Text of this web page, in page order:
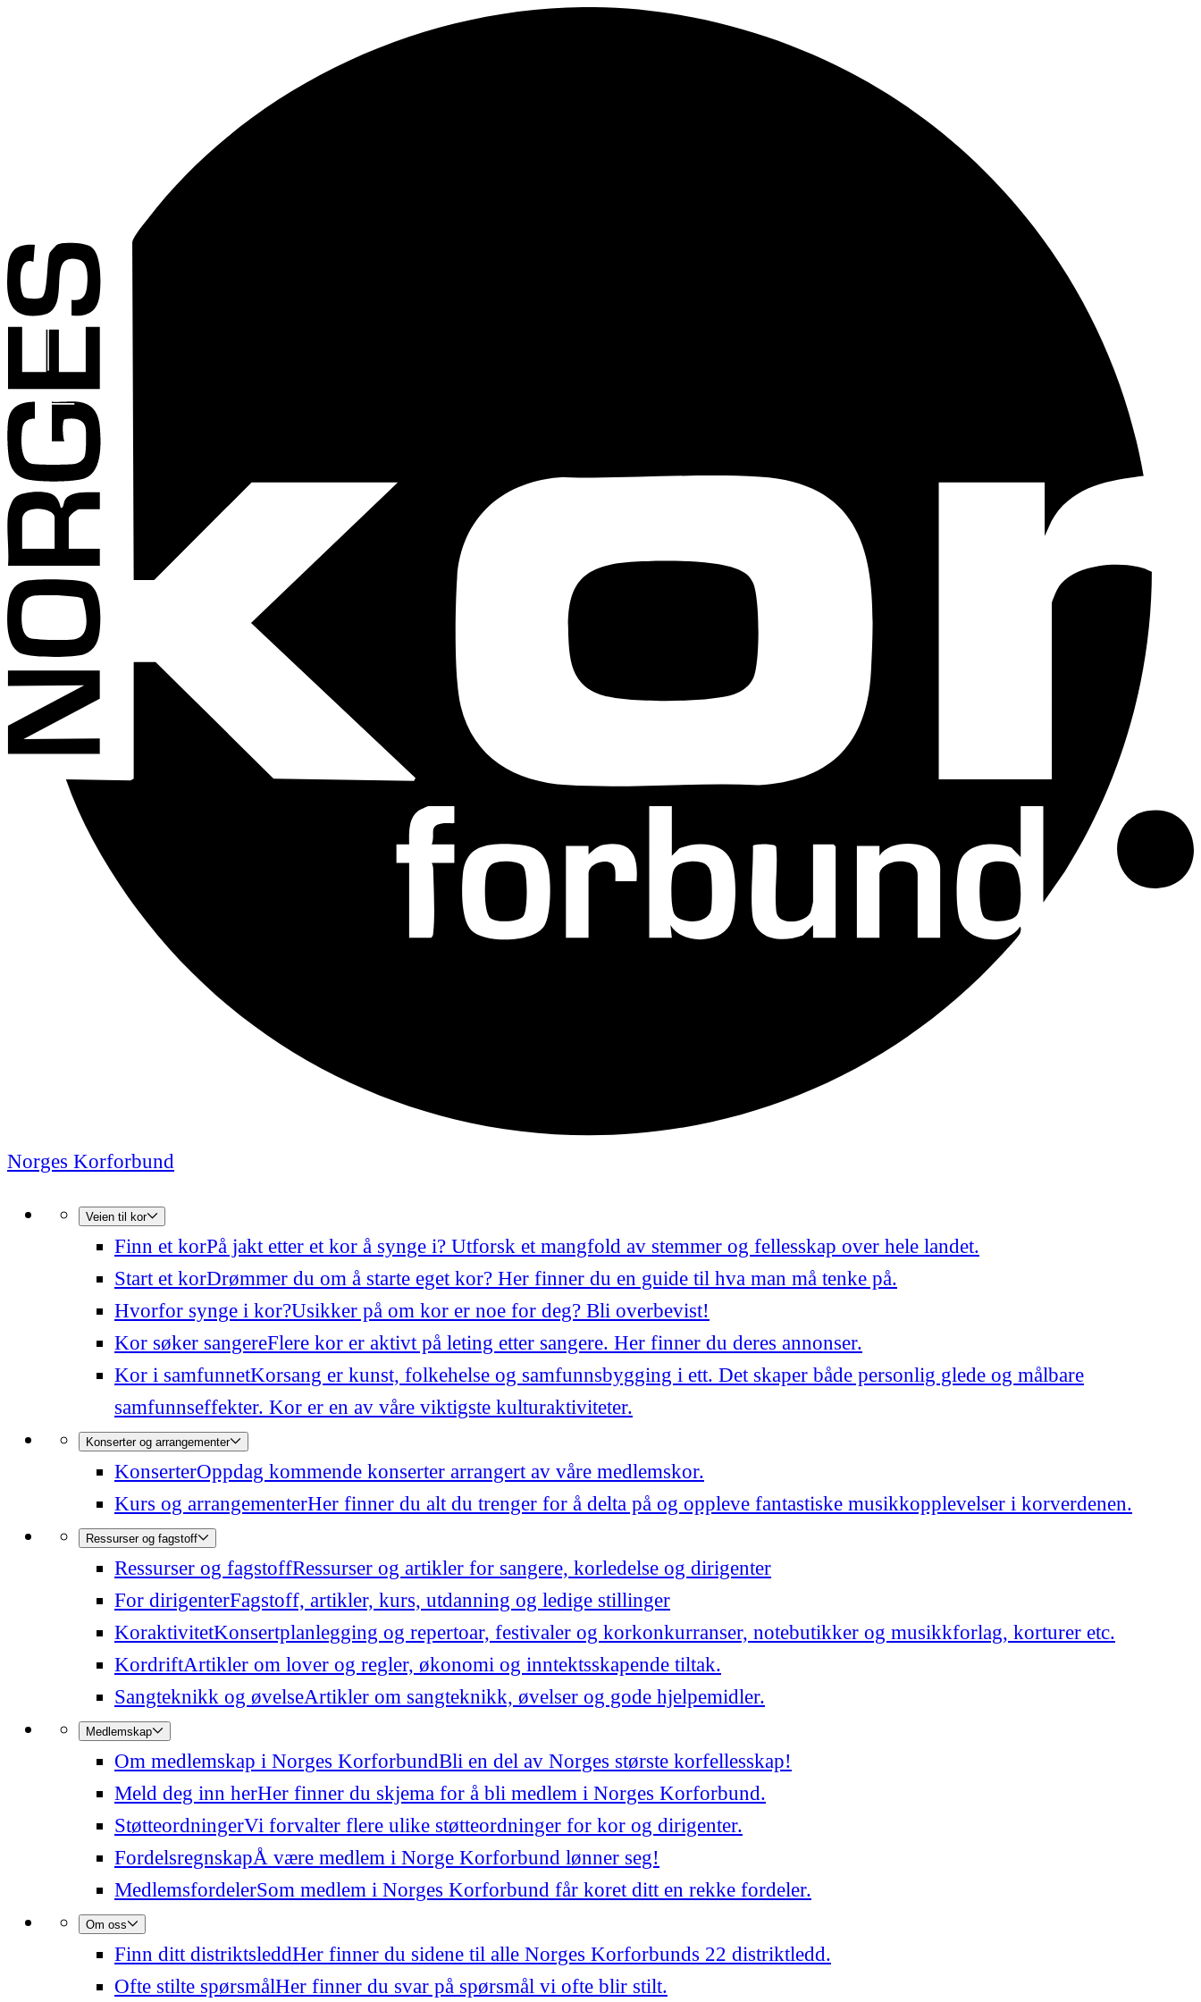
Norges Korforbund
Veien til kor
Finn et korPå jakt etter et kor å synge i? Utforsk et mangfold av stemmer og fellesskap over hele landet.
Start et korDrømmer du om å starte eget kor? Her finner du en guide til hva man må tenke på.
Hvorfor synge i kor?Usikker på om kor er noe for deg? Bli overbevist!
Kor søker sangereFlere kor er aktivt på leting etter sangere. Her finner du deres annonser.
Kor i samfunnetKorsang er kunst, folkehelse og samfunnsbygging i ett. Det skaper både personlig glede og målbare
samfunnseffekter. Kor er en av våre viktigste kulturaktiviteter.
Konserter og arrangementer
KonserterOppdag kommende konserter arrangert av våre medlemskor.
Kurs og arrangementerHer finner du alt du trenger for å delta på og oppleve fantastiske musikkopplevelser i korverdenen.
Ressurser og fagstoff
Ressurser og fagstoffRessurser og artikler for sangere, korledelse og dirigenter
For dirigenterFagstoff, artikler, kurs, utdanning og ledige stillinger
KoraktivitetKonsertplanlegging og repertoar, festivaler og korkonkurranser, notebutikker og musikkforlag, korturer etc.
KordriftArtikler om lover og regler, økonomi og inntektsskapende tiltak.
Sangteknikk og øvelseArtikler om sangteknikk, øvelser og gode hjelpemidler.
Medlemskap
Om medlemskap i Norges KorforbundBli en del av Norges største korfellesskap!
Meld deg inn herHer finner du skjema for å bli medlem i Norges Korforbund.
StøtteordningerVi forvalter flere ulike støtteordninger for kor og dirigenter.
FordelsregnskapÅ være medlem i Norge Korforbund lønner seg!
MedlemsfordelerSom medlem i Norges Korforbund får koret ditt en rekke fordeler.
Om oss
Finn ditt distriktsleddHer finner du sidene til alle Norges Korforbunds 22 distriktledd.
Ofte stilte spørsmålHer finner du svar på spørsmål vi ofte blir stilt.